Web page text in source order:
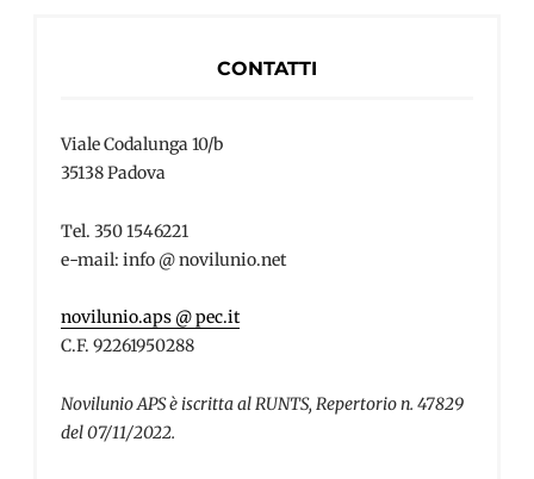
CONTATTI
Viale Codalunga 10/b
35138 Padova
Tel. 350 1546221
e-mail: info @ novilunio.net
novilunio.aps @ pec.it
C.F. 92261950288
Novilunio APS è iscritta al RUNTS, Repertorio n. 47829
del 07/11/2022.